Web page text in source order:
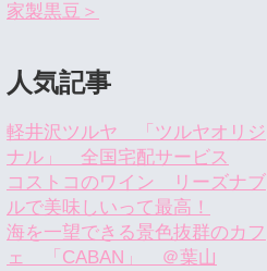
家製黒豆＞
人気記事
軽井沢ツルヤ 「ツルヤオリジ
ナル」 全国宅配サービス
コストコのワイン リーズナブ
ルで美味しいって最高！
海を一望できる景色抜群のカフ
ェ 「CABAN」 ＠葉山